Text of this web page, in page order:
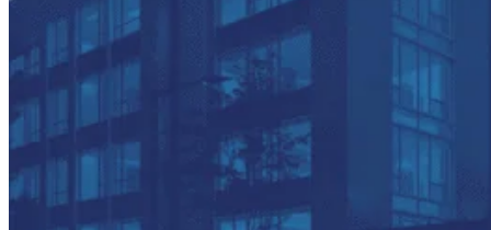
Workflower platform
Workflower applicaties
Workflower Notification Center